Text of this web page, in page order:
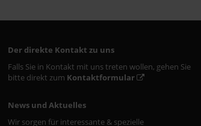
Der direkte Kontakt zu uns
Falls Sie in Kontakt mit uns treten wollen, gehen Sie
bitte direkt zum Kontaktformular
News und Aktuelles
Wir sorgen für interessante & spezielle